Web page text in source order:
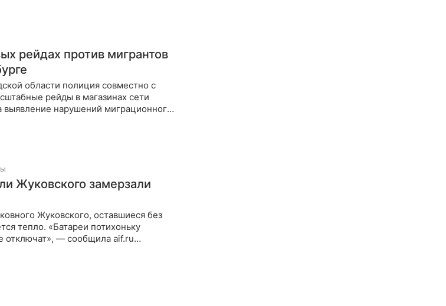
рейдах против мигрантов
области полиция совместно с
рейды в магазинах сети
выявление нарушений миграционного
Жуковского замерзали
Жуковского, оставшиеся без
тепло. «Батареи потихоньку
отключат», — сообщила aif.ru